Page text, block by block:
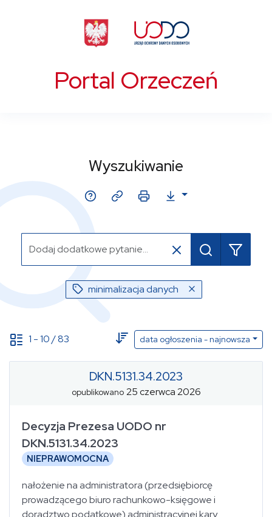
Portal Orzeczeń
Wyszukiwanie
minimalizacja danych
Data ogłoszenia (od - do)
Sygnatura
Status
wybierz...
1 -10/83 data ogłoszenia - najnowsza
DKN.5131.34.2023
opublikowano 25 czerwca 2026
Decyzja Prezesa UODO nr
DKN.5131.34.2023
NIEPRAWOMOCNA
nałożenie na administratora (przedsiębiorcę
prowadzącego biuro rachunkowo-księgowe i
doradztwo podatkowe) administracyjnej kary